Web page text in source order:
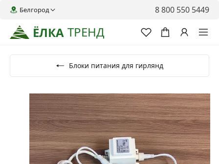
ЁЛКА ТРЕНД
Белгород 8 800 550 5449
Блоки питания для гирлянд